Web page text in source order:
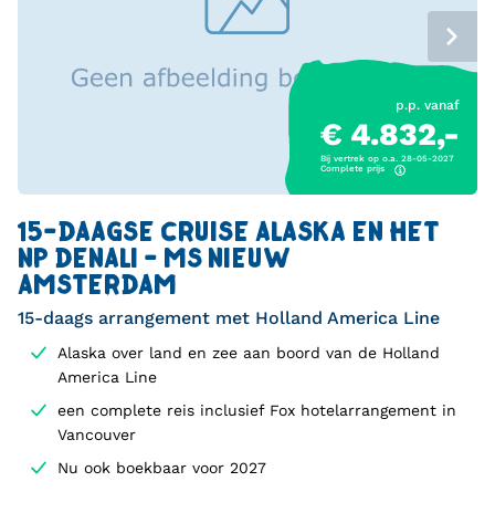
Bij vertrek op o.a. 28-05-2027
Complete prijs
p.p. vanaf
€ 4.832,-
15-DAAGSE CRUISE ALASKA EN HET
NP DENALI - MS NIEUW
AMSTERDAM
15-daags arrangement met Holland America Line
Alaska over land en zee aan boord van de Holland
America Line
een complete reis inclusief Fox hotelarrangement in
Vancouver
Nu ook boekbaar voor 2027